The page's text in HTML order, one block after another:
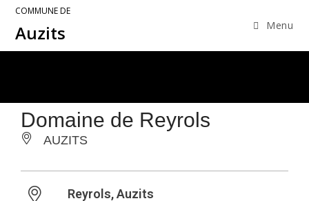
COMMUNE DE
Auzits Menu
Domaine de Reyrols
AUZITS
Reyrols, Auzits